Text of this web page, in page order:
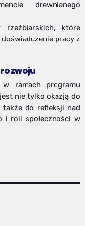
drewnianego
rzeźbiarskich, które
pracy z
ramach programu
jest nie tylko okazją do
także do refleksji nad
i roli społeczności w